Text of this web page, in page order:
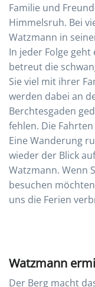
Familie und
Himmelsruh. Bei
Watzmann in
In jeder Folge geht
betreut die
Sie viel mit ihrer
werden dabei an
Berchtesgaden
fehlen. Die
Eine Wanderung
wieder der Blick
Watzmann. Wenn
besuchen
uns die Ferien
Watzmann
Der Berg macht